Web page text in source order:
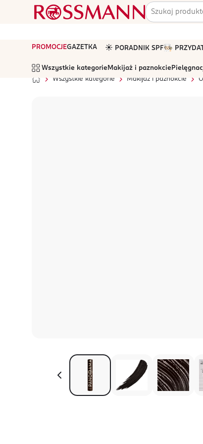
PROMOCJEGAZETKA ☀️ PORADNIK SPF🧑🏻‍🍳
Wszystkie kategorie Makijaż i paznokcie
Wszystkie kategorie
Makijaż i paznokcie